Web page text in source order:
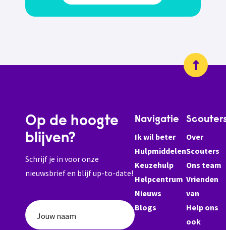
Op de hoogte
blijven?
Schrijf je in voor onze
nieuwsbrief en blijf up-to-date!
Jouw naam
Navigatie
Ik wil beter
Hulpmiddelen
Keuzehulp
Helpcentrum
Nieuws
Blogs
Over
Scouters
Ons team
Vrienden
van
Help ons
ook